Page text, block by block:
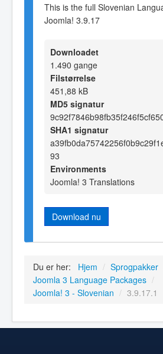
This is the full Slovenian
Joomla! 3.9.17
Downloadet
1.490 gange
Filstørrelse
451,88 kB
MD5 signatur
SHA1 signatur
93
Environments
Joomla! 3 Translations
Download nu
Du er her: Hjem / Sprogpakker
Joomla 3 Language Packages /
Joomla! 3 - Slovenian / 3.9.17.1